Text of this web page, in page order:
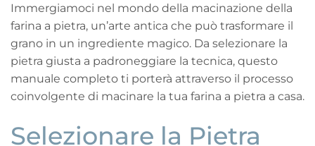
Immergiamoci nel mondo della macinazione della
farina a pietra, un’arte antica che può trasformare il
grano in un ingrediente magico. Da selezionare la
pietra giusta a padroneggiare la tecnica, questo
manuale completo ti porterà attraverso il processo
coinvolgente di macinare la tua farina a pietra a casa.
Selezionare la Pietra